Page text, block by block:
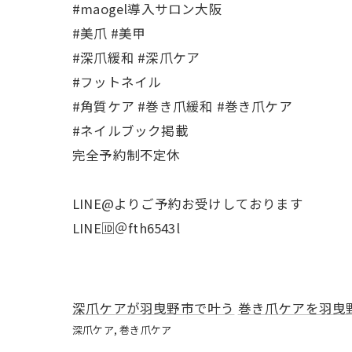
#maogel導入サロン大阪
#美爪 #美甲
#深爪緩和 #深爪ケア
#フットネイル
#角質ケア #巻き爪緩和 #巻き爪ケア
#ネイルブック掲載
完全予約制不定休
LINE@よりご予約お受けしております
LINE🆔＠fth6543l
深爪ケアが羽曳野市で叶う 巻き爪ケアを羽曳
深爪ケア 巻き爪ケア